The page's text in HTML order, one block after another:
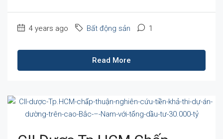
4 years ago Bất động sản 1
Read More